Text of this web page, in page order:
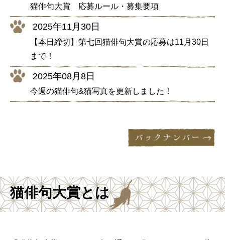
猫俳句大賞 応募ルール・募集要項
2025年11月30日
【本日締切】第七回猫俳句大賞の応募は11月30日
まで！
2025年08月8日
今週の猫俳句&猫写真を更新しました！
猫俳句大賞とは